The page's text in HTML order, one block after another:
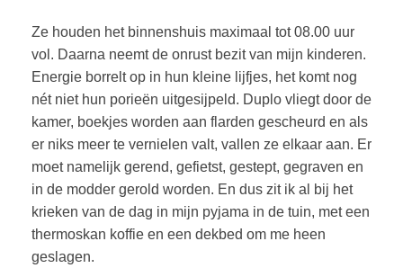
Ze houden het binnenshuis maximaal tot 08.00 uur
vol. Daarna neemt de onrust bezit van mijn kinderen.
Energie borrelt op in hun kleine lijfjes, het komt nog
nét niet hun porieën uitgesijpeld. Duplo vliegt door de
kamer, boekjes worden aan flarden gescheurd en als
er niks meer te vernielen valt, vallen ze elkaar aan. Er
moet namelijk gerend, gefietst, gestept, gegraven en
in de modder gerold worden. En dus zit ik al bij het
krieken van de dag in mijn pyjama in de tuin, met een
thermoskan koffie en een dekbed om me heen
geslagen.